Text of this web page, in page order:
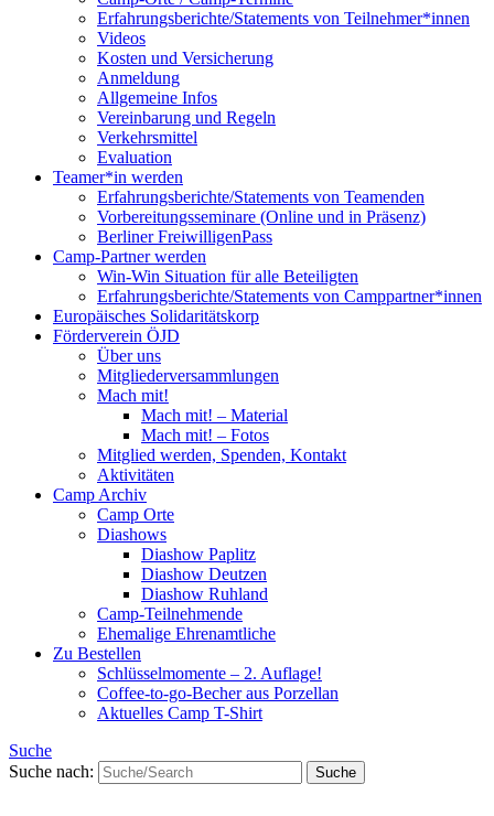
Erfahrungsberichte/Statements von Teilnehmer*innen
Videos
Kosten und Versicherung
Anmeldung
Allgemeine Infos
Vereinbarung und Regeln
Verkehrsmittel
Evaluation
Teamer*in werden
Erfahrungsberichte/Statements von Teamenden
Vorbereitungsseminare (Online und in Präsenz)
Berliner FreiwilligenPass
Camp-Partner werden
Win-Win Situation für alle Beteiligten
Erfahrungsberichte/Statements von Camppartner*innen
Europäisches Solidaritätskorp
Förderverein ÖJD
Über uns
Mitgliederversammlungen
Mach mit!
Mach mit! – Material
Mach mit! – Fotos
Mitglied werden, Spenden, Kontakt
Aktivitäten
Camp Archiv
Camp Orte
Diashows
Diashow Paplitz
Diashow Deutzen
Diashow Ruhland
Camp-Teilnehmende
Ehemalige Ehrenamtliche
Zu Bestellen
Schlüsselmomente – 2. Auflage!
Coffee-to-go-Becher aus Porzellan
Aktuelles Camp T-Shirt
Suche
Suche nach: